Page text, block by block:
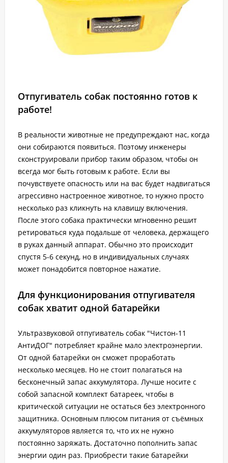
Отпугиватель собак постоянно готов к
работе!
В реальности животные не предупреждают нас, когда
они собираются появиться. Поэтому инженеры
сконструировали прибор таким образом, чтобы он
всегда мог быть готовым к работе. Если вы
почувствуете опасность или на вас будет надвигаться
агрессивно настроенное животное, то нужно просто
несколько раз кликнуть на клавишу включения.
После этого собака практически мгновенно решит
ретироваться куда подальше от человека, держащего
в руках данный аппарат. Обычно это происходит
спустя 5-6 секунд, но в индивидуальных случаях
может понадобится повторное нажатие.
Для функционирования отпугивателя
собак хватит одной батарейки
Ультразвуковой отпугиватель собак "Чистон-11
АнтиДОГ" потребляет крайне мало электроэнергии.
От одной батарейки он сможет проработать
несколько месяцев. Но не стоит полагаться на
бесконечный запас аккумулятора. Лучше носите с
собой запасной комплект батареек, чтобы в
критической ситуации не остаться без электронного
защитника. Основным плюсом питания от съёмных
аккумуляторов является то, что их не нужно
постоянно заряжать. Достаточно пополнить запас
энергии один раз. Приобрести такие батарейки